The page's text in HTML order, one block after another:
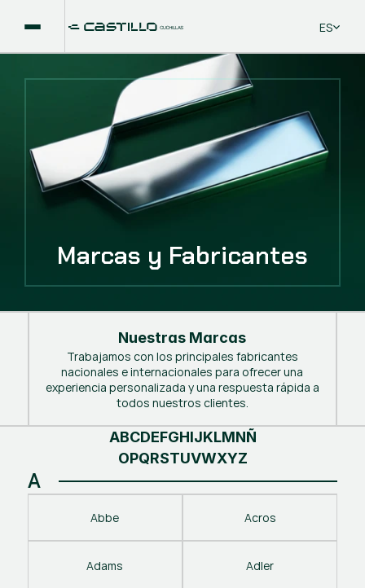
Select
ES
Nuestras Marcas
Trabajamos con los principales fabricantes
nacionales e internacionales para ofrecer una
experiencia personalizada y una respuesta rápida a
todos nuestros clientes.
A
Abbe Acros
Adams Adler
ABCDEFGHIJKLMNÑ
OPQRSTUVWXYZ
Marcas y Fabricantes